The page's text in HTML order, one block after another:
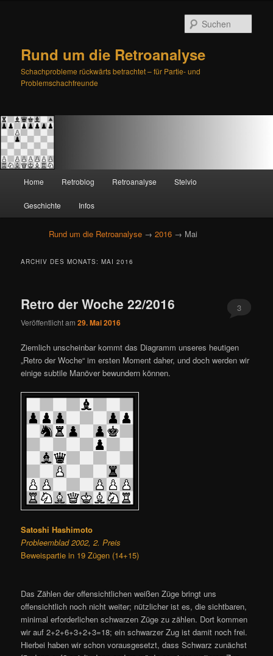
Rund um die Retroanalyse
Schachprobleme rückwärts betrachtet – für Partie- und
Problemschachfreunde
Zum
primären
Inhalt
springen
Zum
sekundären
Inhalt
springen
Home Retroblog Retroanalyse Stelvio
Geschichte Infos
Rund um die Retroanalyse → 2016 → Mai
ARCHIV DES MONATS:MAI 2016
Retro der Woche 22/2016
Veröffentlicht am29. Mai 2016
3
Ziemlich unscheinbar kommt das Diagramm unseres heutigen
„Retro der Woche“ im ersten Moment daher, und doch werden wir
einige subtile Manöver bewundern können.
Satoshi Hashimoto
Probleemblad 2002, 2. Preis
Beweispartie in 19 Zügen (14+15)
Das Zählen der offensichtlichen weißen Züge bringt uns
offensichtlich noch nicht weiter; nützlicher ist es, die sichtbaren,
minimal erforderlichen schwarzen Züge zu zählen. Dort kommen
wir auf 2+2+6+3+2+3=18; ein schwarzer Zug ist damit noch frei.
Hierbei haben wir schon vorausgesetzt, dass Schwarz zunächst